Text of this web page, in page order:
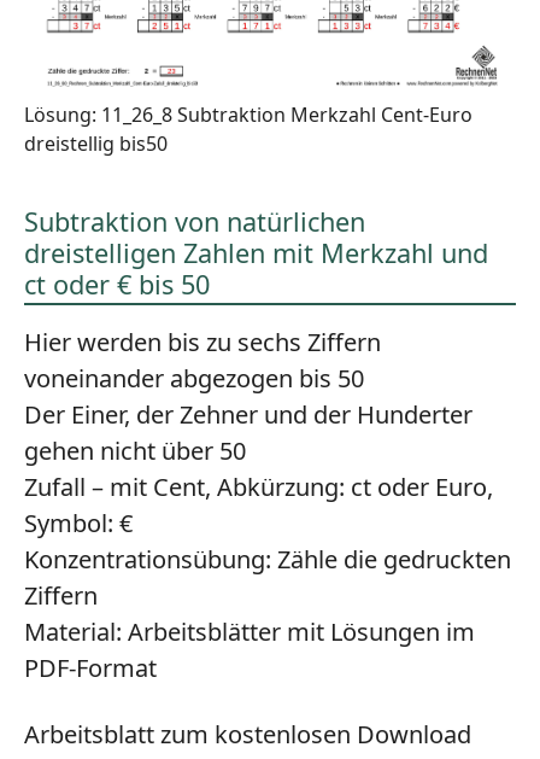
Lösung: 11_26_8 Subtraktion Merkzahl Cent-Euro
dreistellig bis50
Subtraktion von natürlichen
dreistelligen Zahlen mit Merkzahl und
ct oder € bis 50
Hier werden bis zu sechs Ziffern
voneinander abgezogen bis 50
Der Einer, der Zehner und der Hunderter
gehen nicht über 50
Zufall – mit Cent, Abkürzung: ct oder Euro,
Symbol: €
Konzentrationsübung: Zähle die gedruckten
Ziffern
Material: Arbeitsblätter mit Lösungen im
PDF-Format
Arbeitsblatt zum kostenlosen Download